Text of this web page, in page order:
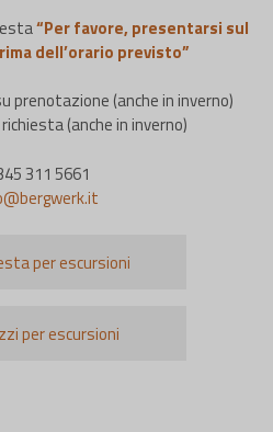
“Per favore, presentarsi sul
dell’orario previsto”
prenotazione (anche in inverno)
(anche in inverno)
311 5661
per escursioni
per escursioni